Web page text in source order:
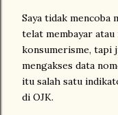
Saya tidak mencoba
telat membayar
konsumerisme, tapi
mengakses data
itu salah satu
di OJK.